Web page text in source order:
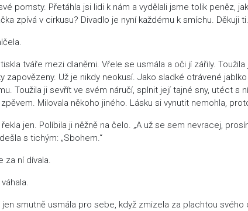
pomsty. Přetáhla jsi lidi k nám a vydělali jsme tolik peněz,
zpívá v cirkusu? Divadlo je nyní každému k smíchu. Děkuji
tváře mezi dlaněmi. Vřele se usmála a oči jí zářily.
zapovězeny. Už je nikdy neokusí. Jako sladké otrávené
Toužila ji sevřít ve svém náručí, splnit její tajné sny, utéct s
Milovala někoho jiného. Lásku si vynutit nemohla,
řekla jen. Políbila ji něžně na čelo. „A už se sem nevracej,
s tichým: „Sbohem.“
za ní dívala.
smutně usmála pro sebe, když zmizela za plachtou